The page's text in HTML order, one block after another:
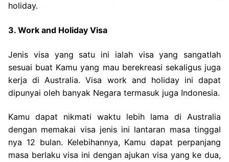
holiday.
3. Work and Holiday Visa
Jenis visa yang satu ini ialah visa yang sangatlah
sesuai buat Kamu yang mau berekreasi sekaligus juga
kerja di Australia. Visa work and holiday ini dapat
dipunyai oleh banyak Negara termasuk juga Indonesia.
Kamu dapat nikmati waktu lebih lama di Australia
dengan memakai visa jenis ini lantaran masa tinggal
nya 12 bulan. Kelebihannya, Kamu dapat perpanjang
masa berlaku visa ini dengan ajukan visa yang ke dua,